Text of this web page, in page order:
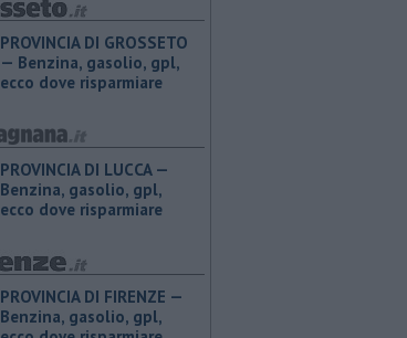
PROVINCIA DI GROSSETO
— ​Benzina, gasolio, gpl,
ecco dove risparmiare
PROVINCIA DI LUCCA — ​
Benzina, gasolio, gpl,
ecco dove risparmiare
PROVINCIA DI FIRENZE — ​
Benzina, gasolio, gpl,